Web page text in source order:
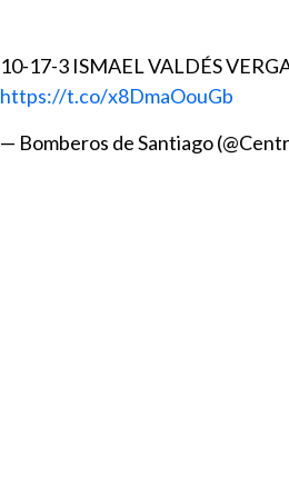
10-17-3 ISMAEL VALDÉS
https://t.co/x8DmaOouGb
— Bomberos de Santiago